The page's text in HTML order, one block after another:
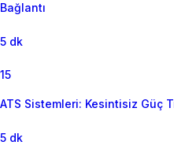
Bağlantı
5 dk
15
ATS Sistemleri: Kesintisiz Güç
5 dk